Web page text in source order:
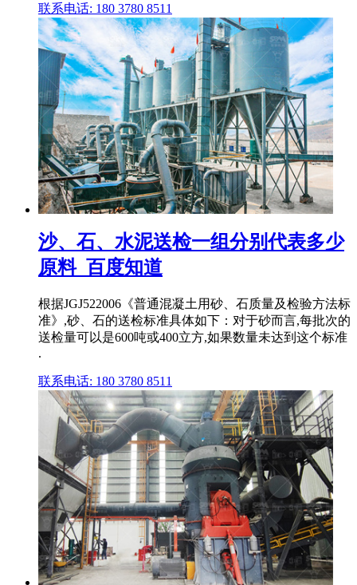
联系电话: 180 3780 8511
沙、石、水泥送检一组分别代表多少
原料_百度知道
根据JGJ522006《普通混凝土用砂、石质量及检验方法标
准》,砂、石的送检标准具体如下：对于砂而言,每批次的
送检量可以是600吨或400立方,如果数量未达到这个标准
.
联系电话: 180 3780 8511